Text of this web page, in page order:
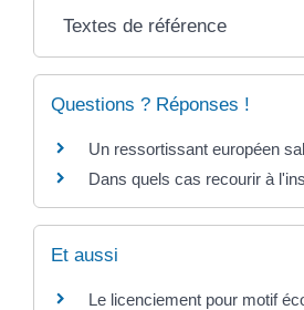
Textes de référence
Questions ? Réponses !
Un ressortissant européen
Dans quels cas recourir à
Et aussi
Le licenciement pour motif